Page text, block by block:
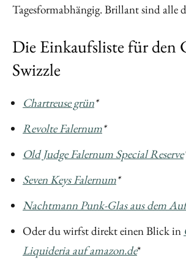
Tagesformabhängig. Brillant sind alle
Die Einkaufsliste für den
Swizzle
Chartreuse grün*
Revolte Falernum*
Old Judge Falernum Special Reserve
Seven Keys Falernum*
Nachtmann Punk-Glas aus dem
Oder du wirfst direkt einen Blick in
Liquideria auf amazon.de*